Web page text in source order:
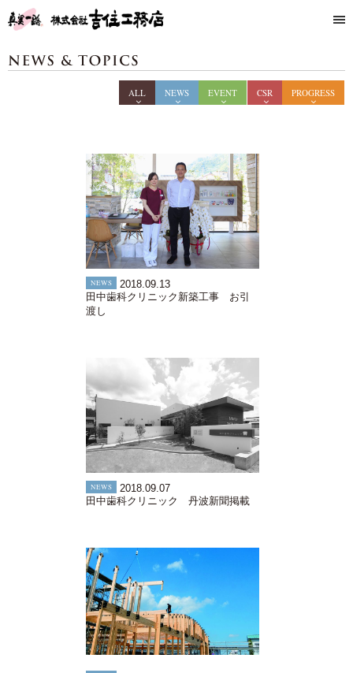
PROGRESS
CSR
EVENT
NEWS
ALL
NEWS
2018.09.13
田中歯科クリニック新築工事 お引
渡し
NEWS
2018.09.07
田中歯科クリニック 丹波新聞掲載